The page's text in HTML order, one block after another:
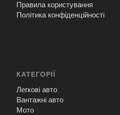
Правила користування
Політика конфіденційності
КАТЕГОРІЇ
Легкові авто
Вантажні авто
Мото